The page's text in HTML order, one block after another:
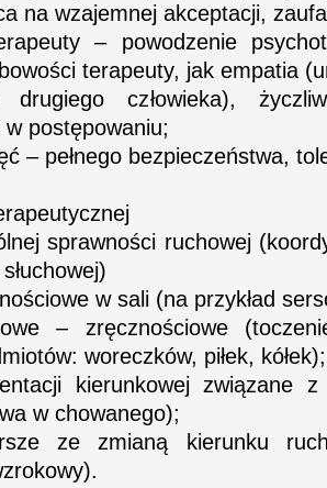
na wzajemnej akceptacji,
– powodzenie
terapeuty, jak empatia
człowieka),
w postępowaniu;
– pełnego bezpieczeństwa,
sprawności ruchowej
w sali (na przykład
– zręcznościowe
woreczków, piłek, kółek);
kierunkowej związane
w chowanego);
ze zmianą kierunku